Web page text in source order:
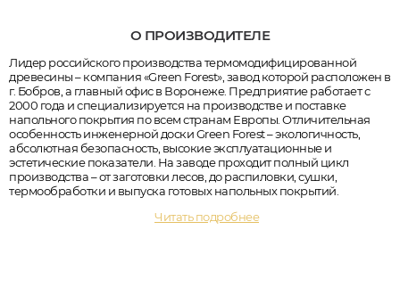
О ПРОИЗВОДИТЕЛЕ
Лидер российского производства термомодифицированной
древесины – компания «Green Forest», завод которой расположен в
г. Бобров, а главный офис в Воронеже. Предприятие работает с
2000 года и специализируется на производстве и поставке
напольного покрытия по всем странам Европы. Отличительная
особенность инженерной доски Green Forest – экологичность,
абсолютная безопасность, высокие эксплуатационные и
эстетические показатели. На заводе проходит полный цикл
производства – от заготовки лесов, до распиловки, сушки,
термообработки и выпуска готовых напольных покрытий.
Читать подробнее